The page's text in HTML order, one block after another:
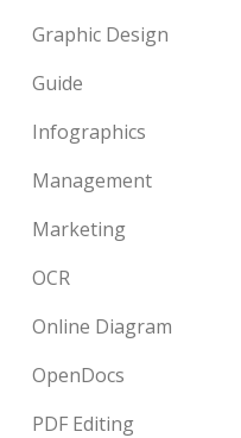
Graphic Design
Guide
Infographics
Management
Marketing
OCR
Online Diagram
OpenDocs
PDF Editing